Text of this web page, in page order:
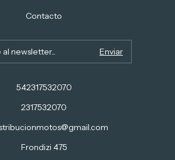
Contacto
542317532070
2317532070
Frondizi 475